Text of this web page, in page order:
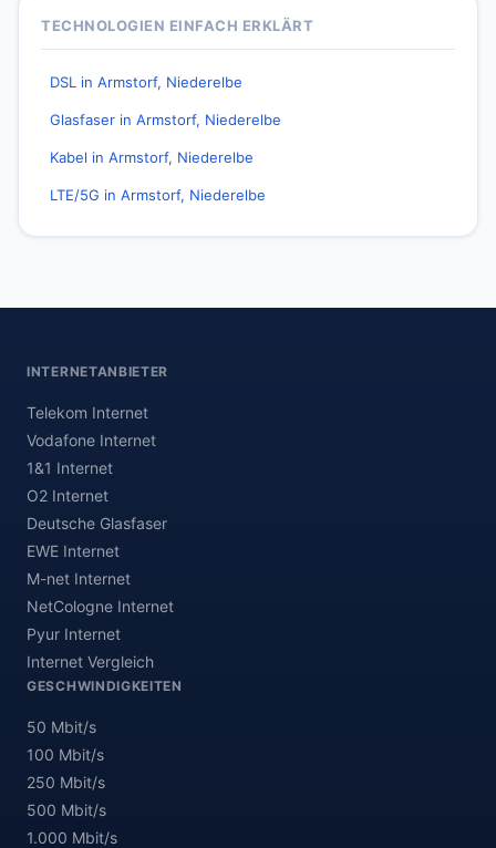
TECHNOLOGIEN EINFACH ERKLÄRT
DSL in Armstorf, Niederelbe
Glasfaser in Armstorf, Niederelbe
Kabel in Armstorf, Niederelbe
LTE/5G in Armstorf, Niederelbe
INTERNETANBIETER
Telekom Internet
Vodafone Internet
1&1 Internet
O2 Internet
Deutsche Glasfaser
EWE Internet
M-net Internet
NetCologne Internet
Pyur Internet
Internet Vergleich
GESCHWINDIGKEITEN
50 Mbit/s
100 Mbit/s
250 Mbit/s
500 Mbit/s
1.000 Mbit/s